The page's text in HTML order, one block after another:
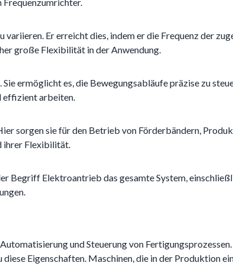
Er erreicht dies, indem er die Frequenz der
große Flexibilität in der Anwendung.
ermöglicht es, die Bewegungsabläufe präzise zu
effizient arbeiten.
sorgen sie für den Betrieb von Förderbändern,
ihrer Flexibilität.
Elektroantrieb das gesamte System,
und Steuerung von
Eigenschaften. Maschinen, die in der Produktion